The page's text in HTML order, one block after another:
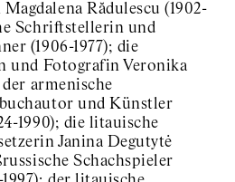
Rădulescu (1902-
Schriftstellerin und
(1906-1977); die
und Fotografin Veronika
der armenische
und Künstler
1990); die litauische
Janina Degutytė
Schachspieler